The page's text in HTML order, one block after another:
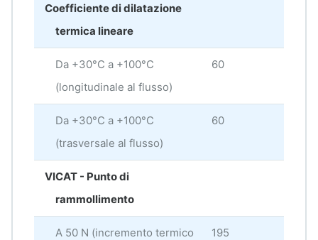
Coefficiente di dilatazione
termica lineare
Da +30°C a +100°C
(longitudinale al flusso)
60
Da +30°C a +100°C
(trasversale al flusso)
60
VICAT - Punto di
rammollimento
A 50 N (incremento termico
195